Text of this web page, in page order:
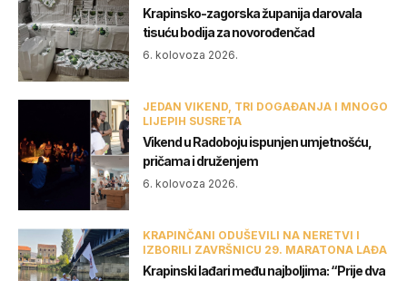
Krapinsko-zagorska županija darovala
tisuću bodija za novorođenčad
6. kolovoza 2026.
JEDAN VIKEND, TRI DOGAĐANJA I MNOGO
LIJEPIH SUSRETA
Vikend u Radoboju ispunjen umjetnošću,
pričama i druženjem
6. kolovoza 2026.
KRAPINČANI ODUŠEVILI NA NERETVI I
IZBORILI ZAVRŠNICU 29. MARATONA LAĐA
Krapinski lađari među najboljima: “Prije dva